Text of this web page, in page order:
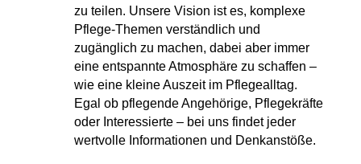
zu teilen. Unsere Vision ist es, komplexe
Pflege-Themen verständlich und
zugänglich zu machen, dabei aber immer
eine entspannte Atmosphäre zu schaffen –
wie eine kleine Auszeit im Pflegealltag.
Egal ob pflegende Angehörige, Pflegekräfte
oder Interessierte – bei uns findet jeder
wertvolle Informationen und Denkanstöße.